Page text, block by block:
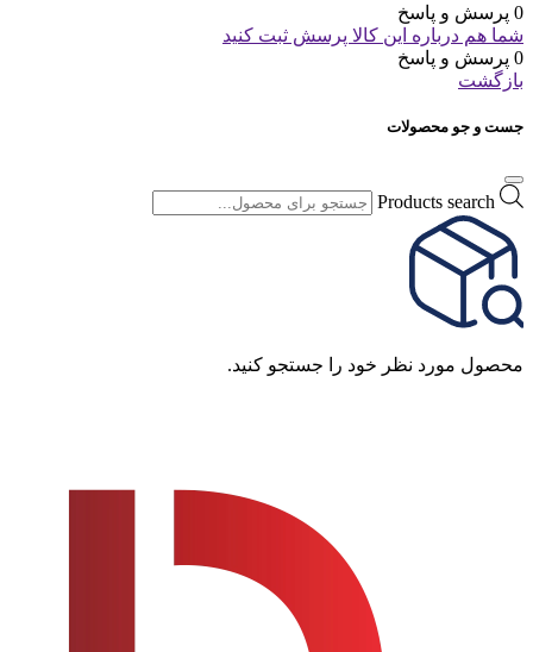
0 پرسش و پاسخ
شما هم درباره این کالا پرسش ثبت کنید
0 پرسش و پاسخ
بازگشت
جست و جو محصولات
Products search
محصول مورد نظر خود را جستجو کنید.